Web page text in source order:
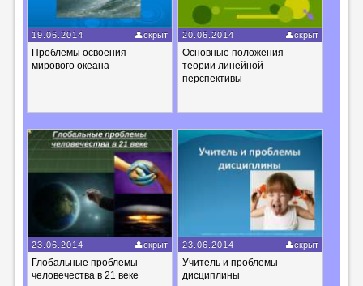
19.06.2014 скрыт
Проблемы освоения
мирового океана
20.06.2014 скрыт
Основные положения
теории линейной
перспективы
23.06.2014 скрыт
Глобальные проблемы
человечества в 21 веке
23.06.2014 скрыт
Учитель и проблемы
дисциплины